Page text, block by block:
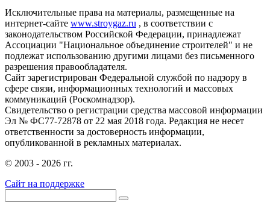
Исключительные права на материалы, размещенные на
интернет-сайте www.stroygaz.ru , в соответствии с
законодательством Российской Федерации, принадлежат
Ассоциации "Национальное объединение строителей" и не
подлежат использованию другими лицами без письменного
разрешения правообладателя.
Сайт зарегистрирован Федеральной службой по надзору в
сфере связи, информационных технологий и массовых
коммуникаций (Роскомнадзор).
Свидетельство о регистрации средства массовой информации
Эл № ФС77-72878 от 22 мая 2018 года. Редакция не несет
ответственности за достоверность информации,
опубликованной в рекламных материалах.
© 2003 - 2026 гг.
Сайт на поддержке